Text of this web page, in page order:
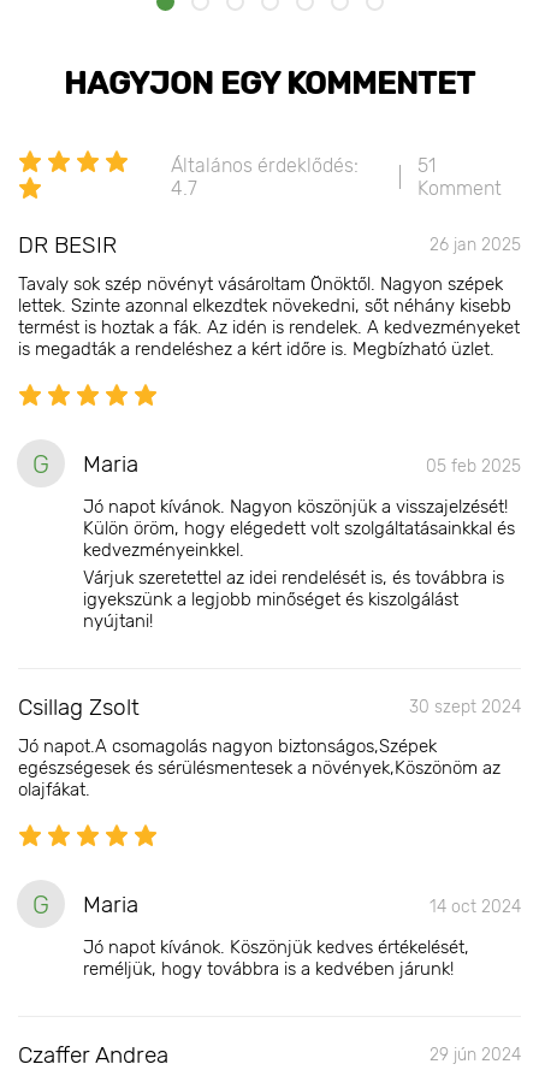
HAGYJON EGY KOMMENTET
Általános érdeklődés:
4.7
51
Komment
DR BESIR 26 jan 2025
Tavaly sok szép növényt vásároltam Önöktől. Nagyon szépek
lettek. Szinte azonnal elkezdtek növekedni, sőt néhány kisebb
termést is hoztak a fák. Az idén is rendelek. A kedvezményeket
is megadták a rendeléshez a kért időre is. Megbízható üzlet.
G Maria 05 feb 2025
Jó napot kívánok. Nagyon köszönjük a visszajelzését!
Külön öröm, hogy elégedett volt szolgáltatásainkkal és
kedvezményeinkkel.
Várjuk szeretettel az idei rendelését is, és továbbra is
igyekszünk a legjobb minőséget és kiszolgálást
nyújtani!
Csillag Zsolt 30 szept 2024
Jó napot.A csomagolás nagyon biztonságos,Szépek
egészségesek és sérülésmentesek a növények,Köszönöm az
olajfákat.
G Maria 14 oct 2024
Jó napot kívánok. Köszönjük kedves értékelését,
reméljük, hogy továbbra is a kedvében járunk!
Czaffer Andrea 29 jún 2024